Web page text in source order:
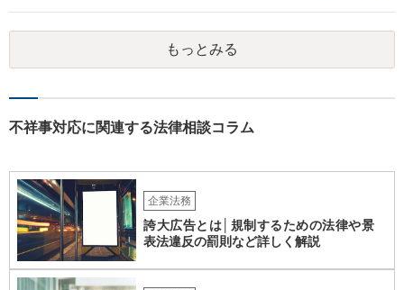
りません。会社が貴方に損害賠償請求をするには、在職中の管理監督
義務違反、引継ぎの不備、不正の兆候を知りながら放置したことな
ど、具体的な義務違反と損害との因果関係を主張・立証する必要があ
ります。なお、在職中から会計処理や現金管理の不自然さを認識して
能性はあるでしょう。 対応としては、まず会社から何を求められてい
意に責任を認める文書を作成したり、損害負担を約束したりすること
は避けるべきです。一方で、在職中の業務内容、権限分掌、引継ぎ資
料、不正を認識していなかった事情を整理し、必要な範囲で調査に協
力することは考えられます。 仮に、金銭請求や責任追及を示唆されて
いる場合には、会社とのやり取りを保存し、弁護士に相談したうえで
対応なさった方がよいでしょう。
もっとみる
不祥事対応に関連する法律相談コラム
企業法務
誇大広告とは│規制するための法律や景
表法違反の罰則など詳しく解説